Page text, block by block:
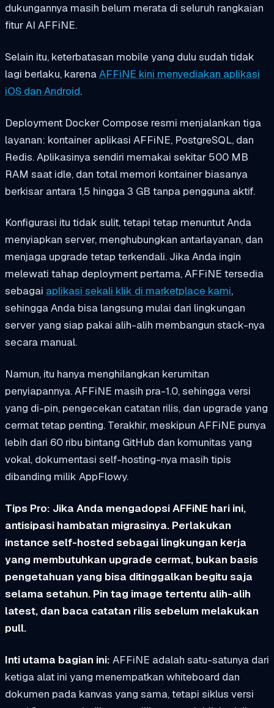
dukungannya masih belum merata di seluruh rangkaian
fitur AI AFFiNE.
Selain itu, keterbatasan mobile yang dulu sudah tidak
lagi berlaku, karenaAFFiNE kini menyediakan aplikasi
iOS dan Android.
Deployment Docker Compose resmi menjalankan tiga
layanan: kontainer aplikasi AFFiNE, PostgreSQL, dan
Redis. Aplikasinya sendiri memakai sekitar 500 MB
RAM saat idle, dan total memori kontainer biasanya
berkisar antara 1,5 hingga 3 GB tanpa pengguna aktif.
Konfigurasi itu tidak sulit, tetapi tetap menuntut Anda
menyiapkan server, menghubungkan antarlayanan, dan
menjaga upgrade tetap terkendali. Jika Anda ingin
melewati tahap deployment pertama, AFFiNE tersedia
sebagai aplikasi sekali klik di marketplace kami,
sehingga Anda bisa langsung mulai dari lingkungan
server yang siap pakai alih-alih membangun stack-nya
secara manual.
Namun, itu hanya menghilangkan kerumitan
penyiapannya. AFFiNE masih pra-1.0, sehingga versi
yang di-pin, pengecekan catatan rilis, dan upgrade yang
cermat tetap penting. Terakhir, meskipun AFFiNE punya
lebih dari 60 ribu bintang GitHub dan komunitas yang
vokal, dokumentasi self-hosting-nya masih tipis
dibanding milik AppFlowy.
Tips Pro: Jika Anda mengadopsi AFFiNE hari ini,
antisipasi hambatan migrasinya. Perlakukan
instance self-hosted sebagai lingkungan kerja
yang membutuhkan upgrade cermat, bukan basis
pengetahuan yang bisa ditinggalkan begitu saja
selama setahun. Pin tag image tertentu alih-alih
latest, dan baca catatan rilis sebelum melakukan
pull.
Inti utama bagian ini: AFFiNE adalah satu-satunya dari
ketiga alat ini yang menempatkan whiteboard dan
dokumen pada kanvas yang sama, tetapi siklus versi